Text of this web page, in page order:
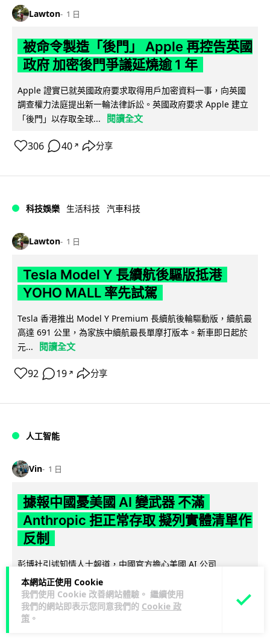
本網站正使用 Cookie
我們使用 Cookie 改善網站體驗。 繼續使用
我們的網站即表示您同意我們的 Cookie 政
策 。
Lawton 1 日
被命令製造「後門」 Apple 再控告英國
政府 加密後門爭議延燒逾 1 年
Apple 證實已就英國政府要求取得用戶加密資料一事，向英國
調查權力法庭提出新一輪法律訴訟。英國政府要求 Apple 建立
「後門」以存取全球...
閱讀全文
306 40 ↗ 分享
科技娛樂 生活科技 汽車科技
Lawton 1 日
Tesla Model Y 長續航後驅版抵港
YOHO MALL 率先試駕
Tesla 香港推出 Model Y Premium 長續航後輪驅動版，續航最
高達 691 公里，為家族中續航最長單摩打版本。新車即日起於
元...
閱讀全文
92 19 ↗ 分享
人工智能
Vin 1 日
據報中國憂美國 AI 變武器 不滿
Anthropic 拒正常存取 擬列實體清單作
反制
彭博社引述知情人士報道，中國官方擔心美國 AI 公司
Anthropic 開發的頂級模型 Mythos 可被用作攻擊武器，正研
究反制方案。知... 閱讀全文
1